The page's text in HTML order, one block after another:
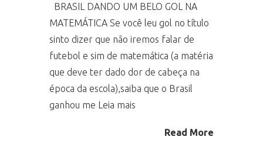
BRASIL DANDO UM BELO GOL NA
MATEMÁTICA Se você leu gol no título
sinto dizer que não iremos falar de
futebol e sim de matemática (a matéria
que deve ter dado dor de cabeça na
época da escola),saiba que o Brasil
ganhou me Leia mais
Read More